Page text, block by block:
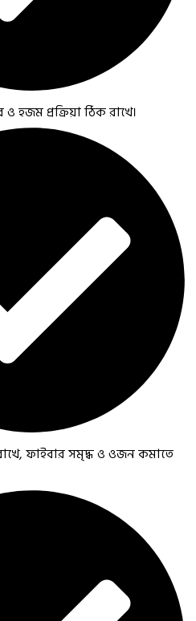
হজম প্রক্রিয়া ঠিক রাখে।
ফাইবার সমৃদ্ধ ও ওজন কমাতে